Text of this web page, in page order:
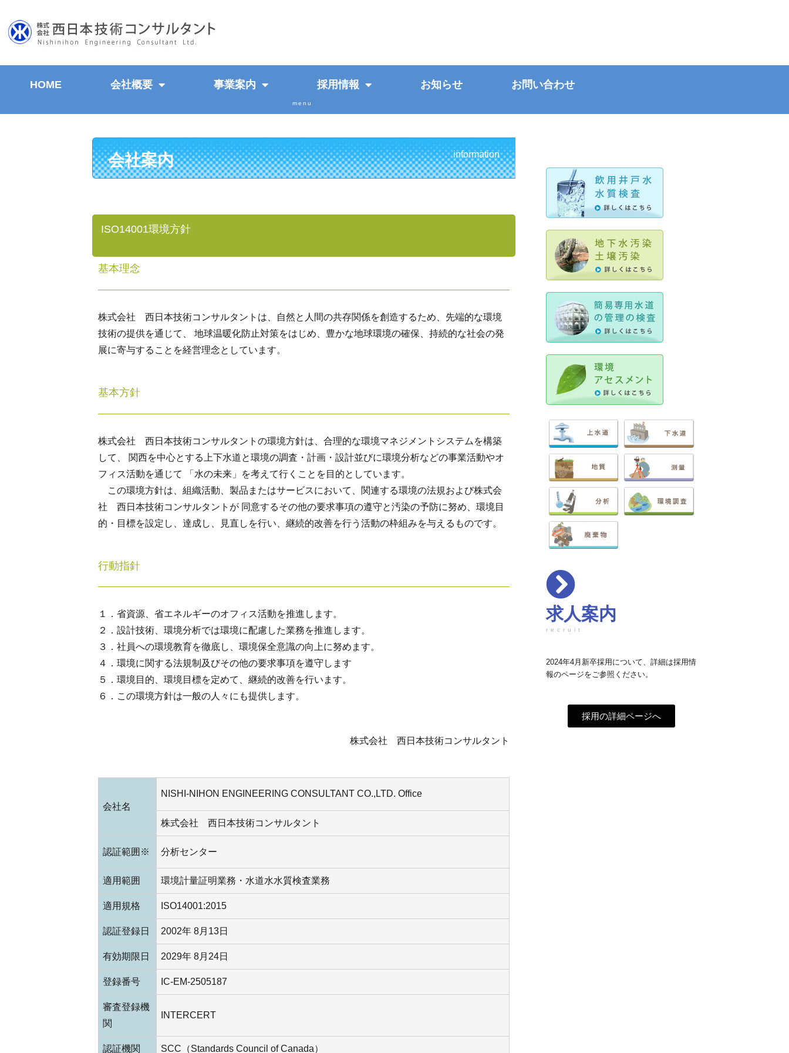
HOME 会社概要 事業案内 採用情報 お知らせ お問い合わせ
会社案内 information
ISO14001環境方針
基本理念
株式会社 西日本技術コンサルタントは、自然と人間の共存関係を創造するため、先端的な環境
技術の提供を通じて、 地球温暖化防止対策をはじめ、豊かな地球環境の確保、持続的な社会の発
展に寄与することを経営理念としています。
基本方針
株式会社 西日本技術コンサルタントの環境方針は、合理的な環境マネジメントシステムを構築
して、 関西を中心とする上下水道と環境の調査・計画・設計並びに環境分析などの事業活動やオ
フィス活動を通じて 「水の未来」を考えて行くことを目的としています。
この環境方針は、組織活動、製品またはサービスにおいて、関連する環境の法規および株式会
社 西日本技術コンサルタントが 同意するその他の要求事項の遵守と汚染の予防に努め、環境目
的・目標を設定し、達成し、見直しを行い、継続的改善を行う活動の枠組みを与えるものです。
行動指針
１．省資源、省エネルギーのオフィス活動を推進します。
２．設計技術、環境分析では環境に配慮した業務を推進します。
３．社員への環境教育を徹底し、環境保全意識の向上に努めます。
４．環境に関する法規制及びその他の要求事項を遵守します
５．環境目的、環境目標を定めて、継続的改善を行います。
６．この環境方針は一般の人々にも提供します。
株式会社 西日本技術コンサルタント
会社名
NISHI-NIHON ENGINEERING CONSULTANT CO.,LTD. Office
株式会社 西日本技術コンサルタント
認証範囲※ 分析センター
適用範囲 環境計量証明業務・水道水水質検査業務
適用規格 ISO14001:2015
認証登録日 2002年 8月13日
有効期限日 2029年 8月24日
登録番号 IC-EM-2505187
審査登録機
関
INTERCERT
認証機関 SCC（Standards Council of Canada）
求人案内
recruit
2024年4月新卒採用について、詳細は採用情
報のページをご参照ください。
採用の詳細ページへ